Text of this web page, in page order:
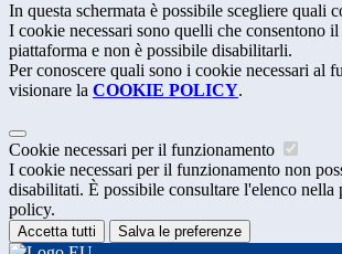
In questa schermata è possibile scegliere quali
I cookie necessari sono quelli che consentono
piattaforma e non è possibile disabilitarli.
Per conoscere quali sono i cookie necessari al
visionare la COOKIE POLICY.
Cookie necessari per il funzionamento
I cookie necessari per il funzionamento non
disabilitati. È possibile consultare l'elenco nella
policy.
Accetta tutti Salva le preferenze